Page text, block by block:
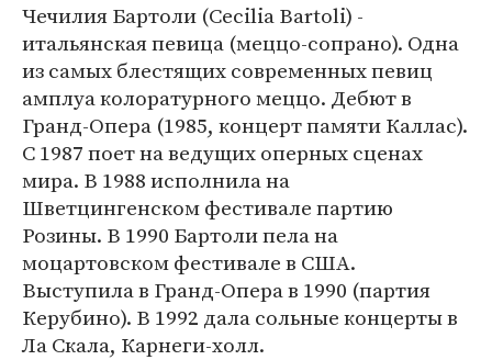
Чечилия Бартоли (Cecilia Bartoli) -
итальянская певица (меццо-сопрано). Одна
из самых блестящих современных певиц
амплуа колоратурного меццо. Дебют в
Гранд-Опера (1985, концерт памяти Каллас).
С 1987 поет на ведущих оперных сценах
мира. В 1988 исполнила на
Шветцингенском фестивале партию
Розины. В 1990 Бартоли пела на
моцартовском фестивале в США.
Выступила в Гранд-Опера в 1990 (партия
Керубино). В 1992 дала сольные концерты в
Ла Скала, Карнеги-холл.